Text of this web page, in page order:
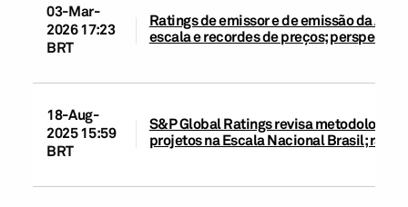
03-Mar-
2026 17:23
BRT
Ratings de emissor e de emissão da
escala e recordes de preços;
18-Aug-
2025 15:59
BRT
S&P Global Ratings revisa
projetos na Escala Nacional Brasil;